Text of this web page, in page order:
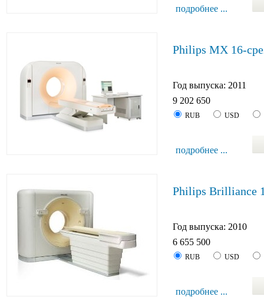
подробнее ...
Philips MX 16-
Год выпуска: 2011
9 202 650
RUB USD
подробнее ...
Philips Brilliance
Год выпуска: 2010
6 655 500
RUB USD
подробнее ...